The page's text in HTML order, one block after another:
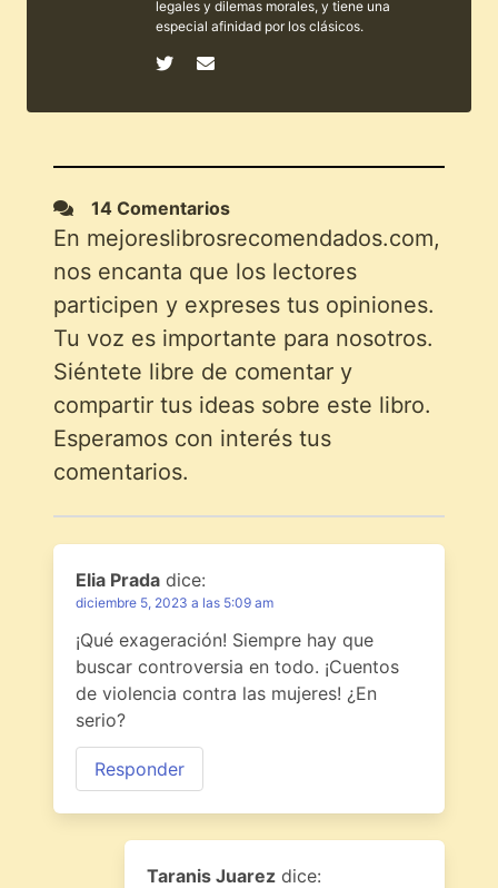
legales y dilemas morales, y tiene una
especial afinidad por los clásicos.
14 Comentarios
En mejoreslibrosrecomendados.com,
nos encanta que los lectores
participen y expreses tus opiniones.
Tu voz es importante para nosotros.
Siéntete libre de comentar y
compartir tus ideas sobre este libro.
Esperamos con interés tus
comentarios.
Elia Prada dice:
diciembre 5, 2023 a las 5:09 am
¡Qué exageración! Siempre hay que
buscar controversia en todo. ¡Cuentos
de violencia contra las mujeres! ¿En
serio?
Responder
Taranis Juarez dice: